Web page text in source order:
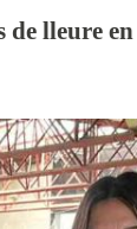
lleure